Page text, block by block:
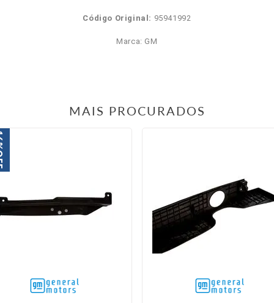
Código Original: 95941992
Marca: GM
MAIS PROCURADOS